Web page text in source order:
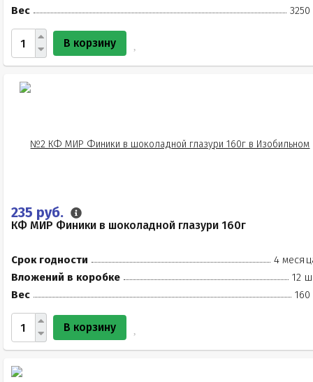
Вес
3250
В корзину
235 руб.
КФ МИР Финики в шоколадной глазури 160г
Срок годности
4
Вложений в коробке
12
Вес
160
В корзину